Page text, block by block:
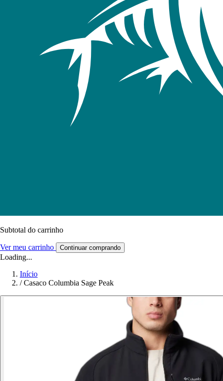
Subtotal do carrinho
Ver meu carrinho Continuar comprando
Loading...
Início
/ Casaco Columbia Sage Peak